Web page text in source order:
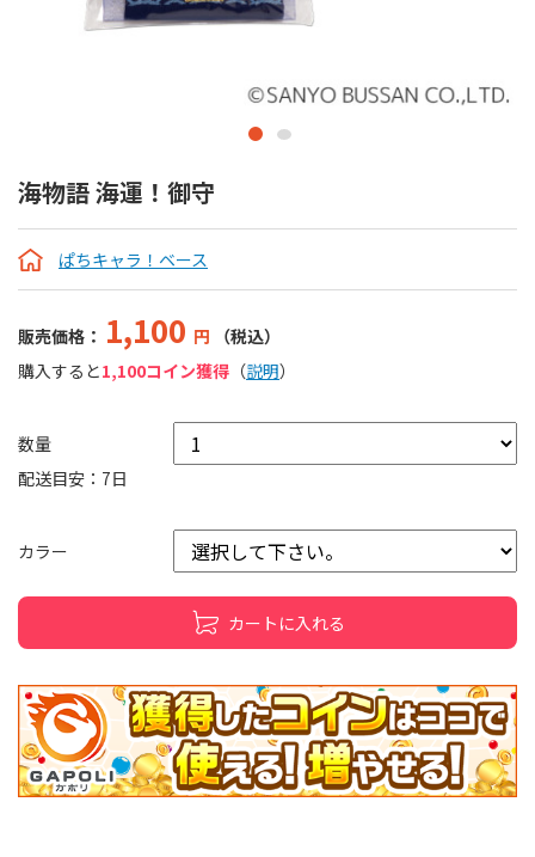
海物語 海運！御守
ぱちキャラ！ベース
販売価格： 1,100 円
（税込）
購入すると1,100コイン獲得 （説明）
数量
配送目安：7日
カラー
カートに入れる